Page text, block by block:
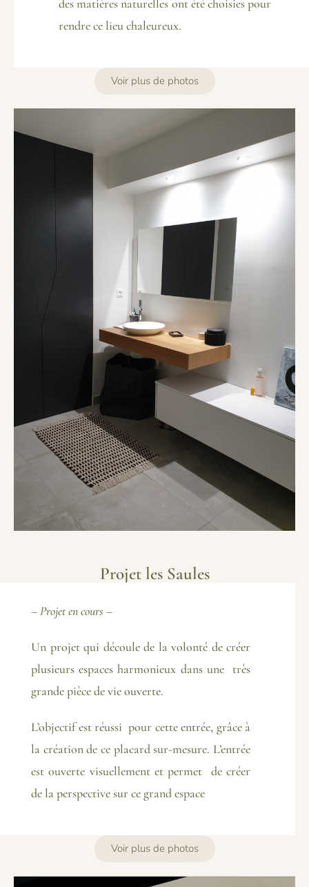
des matières naturelles ont été choisies pour
rendre ce lieu chaleureux.
Voir plus de photos
Projet les Saules
– Projet en cours –
Un projet qui découle de la volonté de créer
plusieurs espaces harmonieux dans une très
grande pièce de vie ouverte.
L’objectif est réussi pour cette entrée, grâce à
la création de ce placard sur-mesure. L’entrée
est ouverte visuellement et permet de créer
de la perspective sur ce grand espace
Voir plus de photos